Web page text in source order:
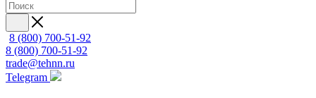
8 (800) 700-51-92
8 (800) 700-51-92
trade@tehnn.ru
Telegram